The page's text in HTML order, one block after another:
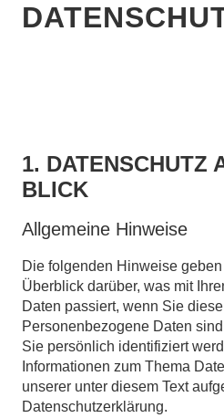
1. DATENSCHUTZ
BLICK
Allgemeine Hinweise
Die folgenden Hinweise
Überblick darüber, was mit
Daten passiert, wenn Sie
Personenbezogene Daten
Sie persönlich identifiziert
Informationen zum Thema
unserer unter diesem Text
Datenschutzerklärung.